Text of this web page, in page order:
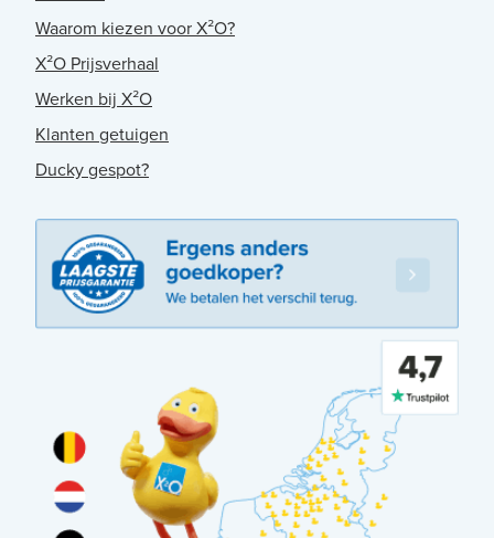
Waarom kiezen voor X²O?
X²O Prijsverhaal
Werken bij X²O
Klanten getuigen
Ducky gespot?